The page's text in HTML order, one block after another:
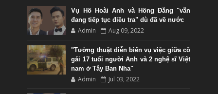
Vụ Hồ Hoài Anh và Hồng Đăng "vẫn
đang tiếp tục điều tra" dù đã về nước
Admin Aug 09, 2022
"Tường thuật diễn biến vụ việc giữa cô
gái 17 tuổi người Anh và 2 nghệ sĩ Việt
nam ở Tây Ban Nha"
Admin Jul 03, 2022